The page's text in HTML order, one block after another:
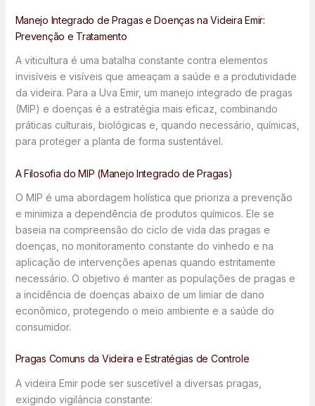
Manejo Integrado de Pragas e Doenças na Videira Emir:
Prevenção e Tratamento
A viticultura é uma batalha constante contra elementos
invisíveis e visíveis que ameaçam a saúde e a produtividade
da videira. Para a Uva Emir, um manejo integrado de pragas
(MIP) e doenças é a estratégia mais eficaz, combinando
práticas culturais, biológicas e, quando necessário, químicas,
para proteger a planta de forma sustentável.
A Filosofia do MIP (Manejo Integrado de Pragas)
O MIP é uma abordagem holística que prioriza a prevenção
e minimiza a dependência de produtos químicos. Ele se
baseia na compreensão do ciclo de vida das pragas e
doenças, no monitoramento constante do vinhedo e na
aplicação de intervenções apenas quando estritamente
necessário. O objetivo é manter as populações de pragas e
a incidência de doenças abaixo de um limiar de dano
econômico, protegendo o meio ambiente e a saúde do
consumidor.
Pragas Comuns da Videira e Estratégias de Controle
A videira Emir pode ser suscetível a diversas pragas,
exigindo vigilância constante: